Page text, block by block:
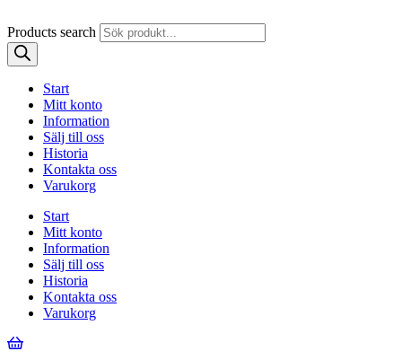
Products search
Start
Mitt konto
Information
Sälj till oss
Historia
Kontakta oss
Varukorg
Start
Mitt konto
Information
Sälj till oss
Historia
Kontakta oss
Varukorg